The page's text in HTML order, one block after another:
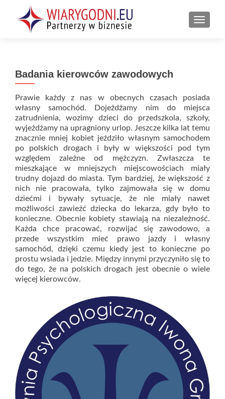
Badania kierowców zawodowych
Prawie każdy z nas w obecnych czasach posiada
własny samochód. Dojeżdżamy nim do miejsca
zatrudnienia, wozimy dzieci do przedszkola, szkoły,
wyjeżdżamy na upragniony urlop. Jeszcze kilka lat temu
znacznie mniej kobiet jeździło własnym samochodem
po polskich drogach i były w większości pod tym
względem zależne od mężczyzn. Zwłaszcza te
mieszkające w mniejszych miejscowościach miały
trudny dojazd do miasta. Tym bardziej, że większość z
nich nie pracowała, tylko zajmowała się w domu
dziećmi i bywały sytuacje, że nie miały nawet
możliwości zawieźć dziecka do lekarza, gdy było to
konieczne. Obecnie kobiety stawiają na niezależność.
Każda chce pracować, rozwijać się zawodowo, a
przede wszystkim mieć prawo jazdy i własny
samochód, dzięki czemu kiedy jest to konieczne po
prostu wsiada i jedzie. Między innymi przyczyniło się to
do tego, że na polskich drogach jest obecnie o wiele
więcej kierowców.